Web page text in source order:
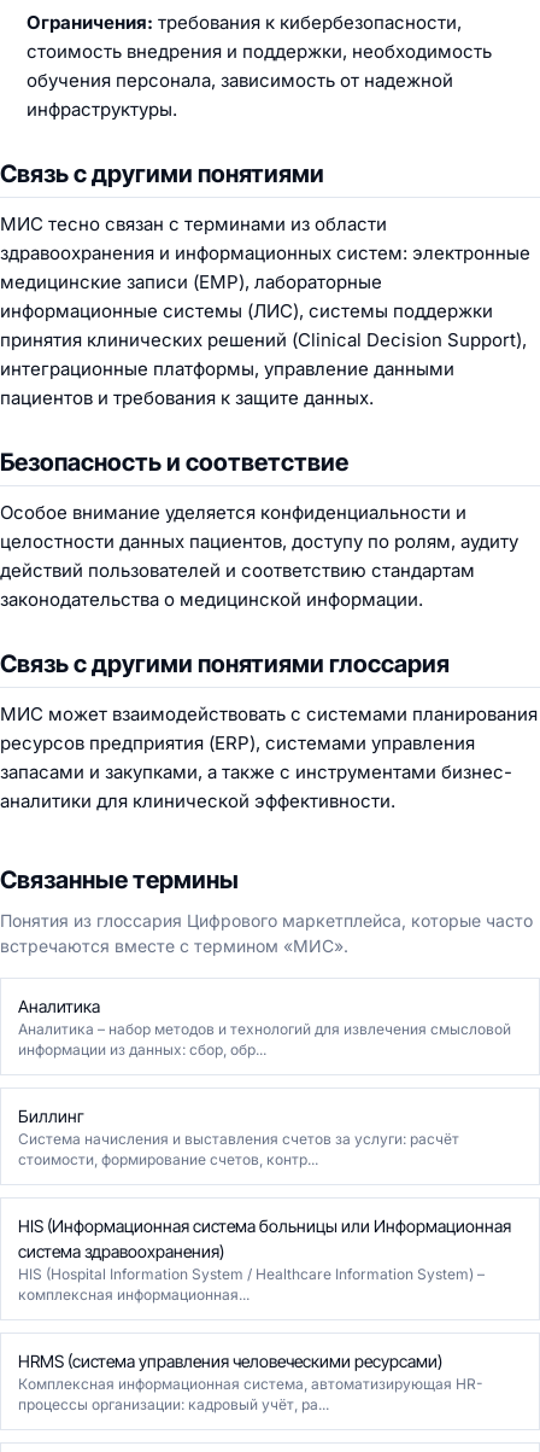
Ограничения: требования к кибербезопасности,
стоимость внедрения и поддержки, необходимость
обучения персонала, зависимость от надежной
инфраструктуры.
Связь с другими понятиями
МИС тесно связан с терминами из области
здравоохранения и информационных систем: электронные
медицинские записи (ЕМР), лабораторные
информационные системы (ЛИС), системы поддержки
принятия клинических решений (Clinical Decision Support),
интеграционные платформы, управление данными
пациентов и требования к защите данных.
Безопасность и соответствие
Особое внимание уделяется конфиденциальности и
целостности данных пациентов, доступу по ролям, аудиту
действий пользователей и соответствию стандартам
законодательства о медицинской информации.
Связь с другими понятиями глоссария
МИС может взаимодействовать с системами планирования
ресурсов предприятия (ERP), системами управления
запасами и закупками, а также с инструментами бизнес-
аналитики для клинической эффективности.
Связанные термины
Понятия из глоссария Цифрового маркетплейса, которые часто
встречаются вместе с термином «МИС».
Аналитика
Аналитика – набор методов и технологий для извлечения смысловой
информации из данных: сбор, обр...
Биллинг
Система начисления и выставления счетов за услуги: расчёт
стоимости, формирование счетов, контр...
HIS (Информационная система больницы или Информационная
система здравоохранения)
HIS (Hospital Information System / Healthcare Information System) –
комплексная информационная...
HRMS (система управления человеческими ресурсами)
Комплексная информационная система, автоматизирующая HR-
процессы организации: кадровый учёт, ра...